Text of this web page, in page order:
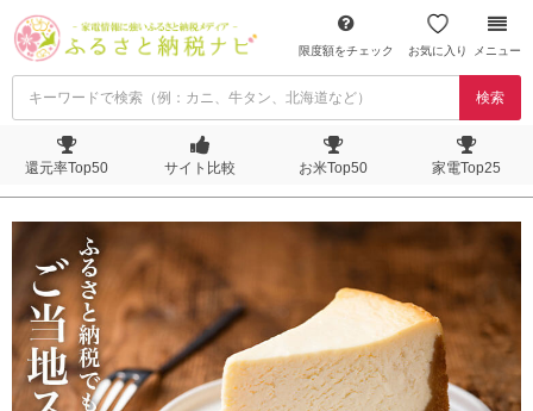
限度額をチェック お気に入り メニュー
検索
還元率Top50 サイト比較 お米Top50 家電Top25